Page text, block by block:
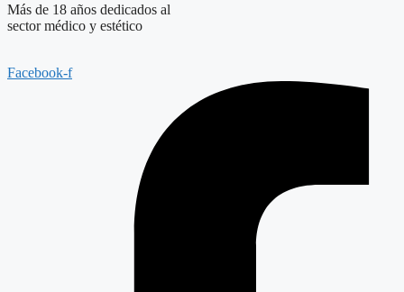
Más de 18 años dedicados al
sector médico y estético
Facebook-f